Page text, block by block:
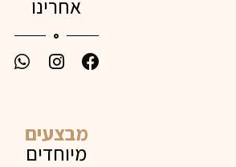
אחרינו
מבצעים
מיוחדים